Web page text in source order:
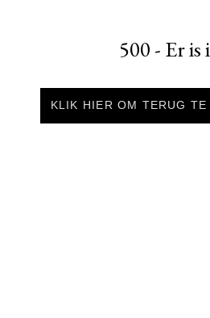
500 - Er is
KLIK HIER OM TERUG